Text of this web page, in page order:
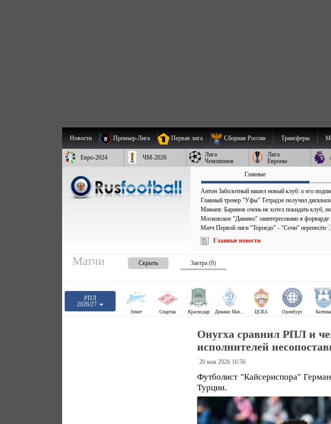
Новости Премьер-Лига Первая лига Сборная России Трансферы
Евро-2024 ЧМ-2026
Лига
Чемпионов
Лига
Европы
Главные
Антон Заболотный нашел новый клуб: о его
Главный тренер "Уфы" Тетрадзе получил
Мамаев: Баринов очень не хотел покидать клуб,
Московское "Динамо" заинтересовано в
Матч Первой лиги "Торпедо" - "Сочи" перенесён
Главные новости
Матчи Скрыть Завтра (8)
РПЛ
2026/27
Зенит Спартак Краснодар Динамо Махачкала ЦСКА Оренбург Балтика
Онугха сравнил РПЛ и
исполнителей
20 мая 2026 16:56
Футболист "Кайсериспора"
Турции.